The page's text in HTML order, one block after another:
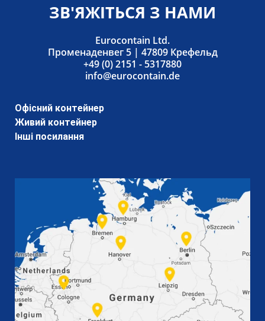
ЗВ'ЯЖІТЬСЯ З НАМИ
Eurocontain Ltd.
Променаденвег 5 | 47809 Крефельд
+49 (0) 2151 - 5317880
info@eurocontain.de
Офісний контейнер
Живий контейнер
Інші посилання